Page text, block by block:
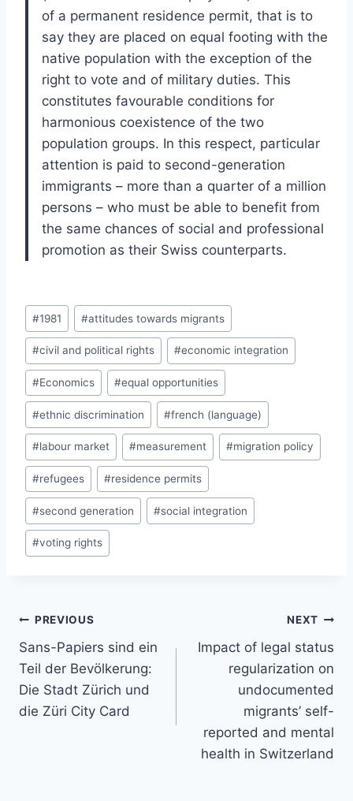
of a permanent residence permit, that is to
say they are placed on equal footing with the
native population with the exception of the
right to vote and of military duties. This
constitutes favourable conditions for
harmonious coexistence of the two
population groups. In this respect, particular
attention is paid to second-generation
immigrants – more than a quarter of a million
persons – who must be able to benefit from
the same chances of social and professional
promotion as their Swiss counterparts.
Post
Tags:
#1981 #attitudes towards migrants
#civil and political rights #economic integration
#Economics #equal opportunities
#ethnic discrimination #french (language)
#labour market #measurement #migration policy
#refugees #residence permits
#second generation #social integration
#voting rights
Post
navigation
PREVIOUS
Sans-Papiers sind ein
Teil der Bevölkerung:
Die Stadt Zürich und
die Züri City Card
NEXT
Impact of legal status
regularization on
undocumented
migrants’ self-
reported and mental
health in Switzerland